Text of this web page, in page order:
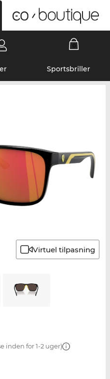
Sportsbriller
Virtuel tilpasning
inden for 1-2 uger)